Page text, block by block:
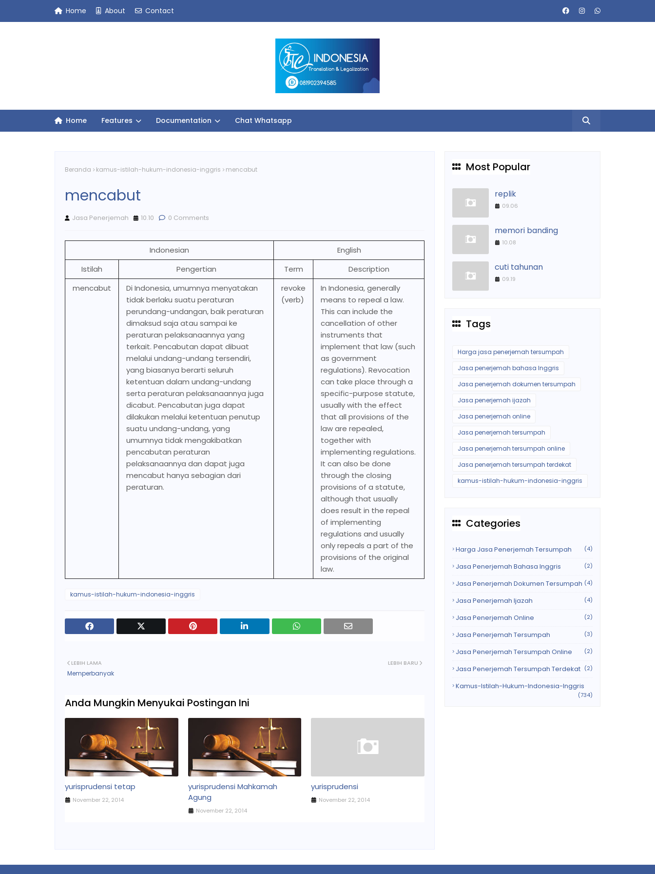
Home About Contact
Home Features Documentation Chat Whatsapp
Beranda kamus-istilah-hukum-indonesia-inggris mencabut
mencabut
Jasa Penerjemah 10.10 0 Comments
Indonesian
English
Istilah
Pengertian Term
Description
mencabut
Di Indonesia, umumnya menyatakan
tidak berlaku suatu peraturan
perundang-undangan, baik peraturan
dimaksud saja atau sampai ke
peraturan pelaksanaannya yang
terkait. Pencabutan dapat dibuat
melalui undang-undang tersendiri,
yang biasanya berarti seluruh
ketentuan dalam undang-undang
serta peraturan pelaksanaannya juga
dicabut. Pencabutan juga dapat
dilakukan melalui ketentuan penutup
suatu undang-undang, yang
umumnya tidak mengakibatkan
pencabutan peraturan
pelaksanaannya dan dapat juga
mencabut hanya sebagian dari
peraturan.
revoke
(verb)
In Indonesia, generally
means to repeal a law.
This can include the
cancellation of other
instruments that
implement that law (such
as government
regulations). Revocation
can take place through a
specific-purpose statute,
usually with the effect
that all provisions of the
law are repealed,
together with
implementing regulations.
It can also be done
through the closing
provisions of a statute,
although that usually
does result in the repeal
of implementing
regulations and usually
only repeals a part of the
provisions of the original
law.
kamus-istilah-hukum-indonesia-inggris
LEBIH BARU
LEBIH LAMA
Memperbanyak
Anda Mungkin Menyukai Postingan Ini
yurisprudensi tetap
November 22, 2014
yurisprudensi Mahkamah
Agung
November 22, 2014
yurisprudensi
November 22, 2014
Most Popular
replik
09.06
memori banding
10.08
cuti tahunan
09.19
Tags
Harga jasa penerjemah tersumpah
Jasa penerjemah bahasa Inggris
Jasa penerjemah dokumen tersumpah
Jasa penerjemah ijazah
Jasa penerjemah online
Jasa penerjemah tersumpah
Jasa penerjemah tersumpah online
Jasa penerjemah tersumpah terdekat
kamus-istilah-hukum-indonesia-inggris
Categories
Harga Jasa Penerjemah Tersumpah (4)
Jasa Penerjemah Bahasa Inggris (2)
Jasa Penerjemah Dokumen Tersumpah (4)
Jasa Penerjemah Ijazah (4)
Jasa Penerjemah Online (2)
Jasa Penerjemah Tersumpah (3)
Jasa Penerjemah Tersumpah Online (2)
Jasa Penerjemah Tersumpah Terdekat (2)
Kamus-Istilah-Hukum-Indonesia-Inggris
(734)